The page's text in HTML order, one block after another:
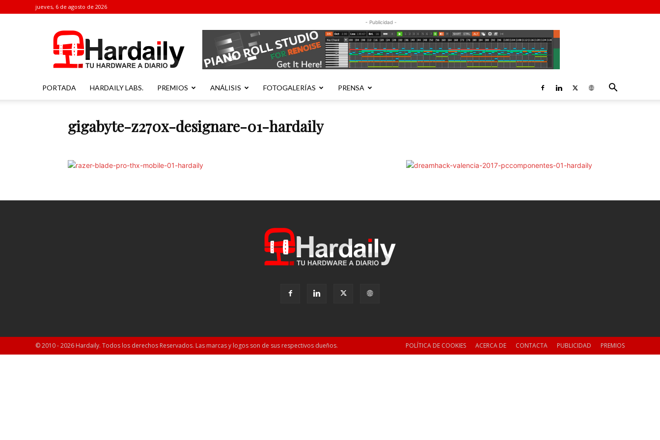
jueves, 6 de agosto de 2026
- Publicidad -
PORTADA HARDAILY LABS. PREMIOS ANÁLISIS FOTOGALERÍAS PRENSA
gigabyte-z270x-designare-01-hardaily
POLÍTICA DE COOKIES ACERCA DE CONTACTA PUBLICIDAD PREMIOS
© 2010 - 2026 Hardaily. Todos los derechos Reservados. Las marcas y logos son de sus respectivos dueños.